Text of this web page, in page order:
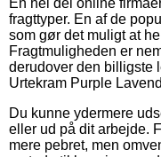
fragttyper. En af de
som gør det muligt at
Fragtmuligheden er
derudover den billigste
Urtekram Purple
Du kunne ydermere
eller ud på dit arbejde.
mere pebret, men